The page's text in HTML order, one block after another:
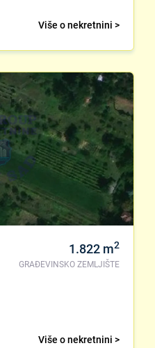
Više o nekretnini >
1.822 m2
GRAĐEVINSKO ZEMLJIŠTE
Više o nekretnini >